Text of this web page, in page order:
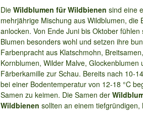
Die Wildblumen für Wildbienen sind eine
mehrjährige Mischung aus Wildblumen, die
anlocken. Von Ende Juni bis Oktober fühlen
Blumen besonders wohl und setzen ihre
Farbenpracht aus Klatschmohn, Breitsamen,
Kornblumen, Wilder Malve, Glockenblumen
Färberkamille zur Schau. Bereits nach 10-
bei einer Bodentemperatur von 12-18 °C
Samen zu keimen. Die Samen der
Wildbienen sollten an einem tiefgründigen,